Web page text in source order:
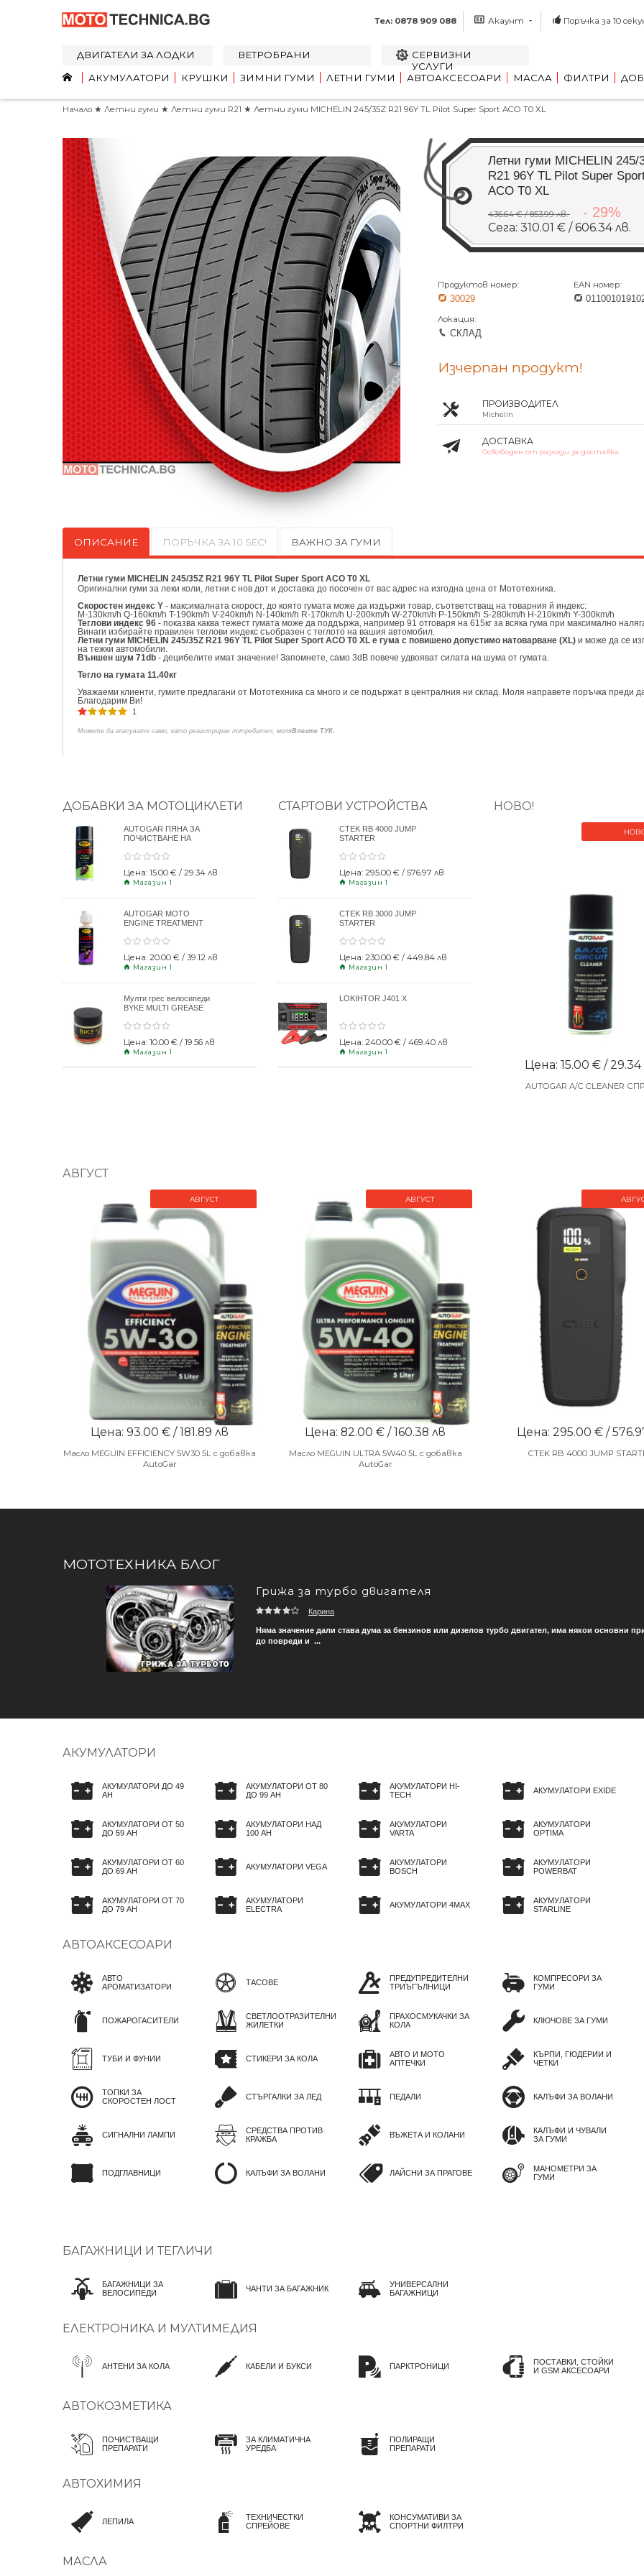
Тел: 0878 909 088 Акаунт Поръчка за 10
ДВИГАТЕЛИ ЗА ЛОДКИ ВЕТРОБРАНИ
СЕРВИЗНИ
УСЛУГИ
АКУМУЛАТОРИ
КРУШКИ ЗИМНИ ГУМИ ЛЕТНИ ГУМИ АВТОАКСЕСОАРИ МАСЛА ФИЛТРИ
Начало ★ Летни гуми ★ Летни гуми R21 ★ Летни гуми MICHELIN 245/35Z R21 96Y TL Pilot Super Sport ACO T0 XL
Летни гуми MICHELIN 245/
R21 96Y TL Pilot Super
ACO T0 XL
436.64 € / 853.99 лв. - 29%
Сега: 310.01 € / 606.34 лв.
Продуктов номер:
30029
EAN номер:
Локация:
СКЛАД
Изчерпан продукт!
ПРОИЗВОДИТЕЛ
Michelin
ДОСТАВКА
Освободен от разходи за доставка
ОПИСАНИЕ ПОРЪЧКА ЗА 10 SEC! ВАЖНО ЗА ГУМИ
Летни гуми MICHELIN 245/35Z R21 96Y TL Pilot Super Sport ACO T0 XL
Оригинални гуми за леки коли, летни с нов дот и доставка до посочен от вас адрес на изгодна цена от Мототехника.
Скоростен индекс Y - максималната скорост, до която гумата може да издържи товар, съответстващ на товарния й индекс:
M-130km/h Q-160km/h T-190km/h V-240km/h N-140km/h R-170km/h U-200km/h W-270km/h P-150km/h S-280km/h H-210km/h Y-300km/h
Теглови индекс 96 - показва каква тежест гумата може да поддържа, например 91 отговаря на 615кг за всяка гума при максимално
Винаги избирайте правилен теглови индекс съобразен с теглото на вашия автомобил.
Летни гуми MICHELIN 245/35Z R21 96Y TL Pilot Super Sport ACO T0 XL е гума с повишено допустимо натоварване (XL) и може да се
на тежки автомобили.
Външен шум 71db - децибелите имат значение! Запомнете, само 3dB повече удвояват силата на шума от гумата.
Тегло на гумата 11.40кг
Уважаеми клиенти, гумите предлагани от Мототехника са много и се подържат в централния ни склад. Моля направете поръчка преди
Благодарим Ви!
1
Можете да гласувате само, като регистриран потребител, моляВлезте ТУК
ДОБАВКИ ЗА МОТОЦИКЛЕТИ
AUTOGAR ПЯНА ЗА
ПОЧИСТВАНЕ НА
Цена: 15.00 € / 29.34 лв
Магазин 1
AUTOGAR MOTO
ENGINE TREATMENT
Цена: 20.00 € / 39.12 лв
Магазин 1
Мулти грес велосипеди
BYKE MULTI GREASE
Цена: 10.00 € / 19.56 лв
Магазин 1
СТАРТОВИ УСТРОЙСТВА
CTEK RB 4000 JUMP
STARTER
Цена: 295.00 € / 576.97 лв
Магазин 1
CTEK RB 3000 JUMP
STARTER
Цена: 230.00 € / 449.84 лв
Магазин 1
LOKIHTOR J401 X
Цена: 240.00 € / 469.40 лв
Магазин 1
НОВО!
Цена: 15.00 € / 29.34
AUTOGAR A/C CLEANER
АВГУСТ
АВГУСТ
Цена: 93.00 € / 181.89 лв
Масло MEGUIN EFFICIENCY 5W30 5L с добавка
AutoGar
АВГУСТ
Цена: 82.00 € / 160.38 лв
Масло MEGUIN ULTRA 5W40 5L с добавка
AutoGar
Цена: 295.00 € /
CTEK RB 4000 JUMP
МОТОТЕХНИКА БЛОГ
Грижа за турбо двигателя
Карина
Няма значение дали става дума за бензинов или дизелов турбо двигател, има някои основни
до повреди и ...
АКУМУЛАТОРИ
АКУМУЛАТОРИ ДО 49
AH
АКУМУЛАТОРИ ОТ 50
ДО 59 AH
АКУМУЛАТОРИ ОТ 60
ДО 69 AH
АКУМУЛАТОРИ ОТ 70
ДО 79 AH
АКУМУЛАТОРИ ОТ 80
ДО 99 AH
АКУМУЛАТОРИ НАД
100 AH
АКУМУЛАТОРИ VEGA
АКУМУЛАТОРИ
ELECTRA
АКУМУЛАТОРИ HI-
TECH
АКУМУЛАТОРИ
VARTA
АКУМУЛАТОРИ
BOSCH
АКУМУЛАТОРИ 4MAX
АКУМУЛАТОРИ EXIDE
АКУМУЛАТОРИ
OPTIMA
АКУМУЛАТОРИ
POWERBAT
АКУМУЛАТОРИ
STARLINE
АВТОАКСЕСОАРИ
АВТО
АРОМАТИЗАТОРИ
ПОЖАРОГАСИТЕЛИ
ТУБИ И ФУНИИ
ТОПКИ ЗА
СКОРОСТЕН ЛОСТ
СИГНАЛНИ ЛАМПИ
ПОДГЛАВНИЦИ
ТАСОВЕ
СВЕТЛООТРАЗИТЕЛНИ
ЖИЛЕТКИ
СТИКЕРИ ЗА КОЛА
СТЪРГАЛКИ ЗА ЛЕД
СРЕДСТВА ПРОТИВ
КРАЖБА
КАЛЪФИ ЗА ВОЛАНИ
ПРЕДУПРЕДИТЕЛНИ
ТРИЪГЪЛНИЦИ
ПРАХОСМУКАЧКИ ЗА
КОЛА
АВТО И МОТО
АПТЕЧКИ
ПЕДАЛИ
ВЪЖЕТА И КОЛАНИ
ЛАЙСНИ ЗА ПРАГОВЕ
КОМПРЕСОРИ ЗА
ГУМИ
КЛЮЧОВЕ ЗА ГУМИ
КЪРПИ, ГЮДЕРИИ И
ЧЕТКИ
КАЛЪФИ ЗА ВОЛАНИ
КАЛЪФИ И ЧУВАЛИ
ЗА ГУМИ
МАНОМЕТРИ ЗА
ГУМИ
БАГАЖНИЦИ И ТЕГЛИЧИ
БАГАЖНИЦИ ЗА
ВЕЛОСИПЕДИ
ЧАНТИ ЗА БАГАЖНИК
УНИВЕРСАЛНИ
БАГАЖНИЦИ
ЕЛЕКТРОНИКА И МУЛТИМЕДИЯ
АНТЕНИ ЗА КОЛА КАБЕЛИ И БУКСИ ПАРКТРОНИЦИ
ПОСТАВКИ, СТОЙКИ
И GSM АКСЕСОАРИ
АВТОКОЗМЕТИКА
ПОЧИСТВАЩИ
ПРЕПАРАТИ
ЗА КЛИМАТИЧНА
УРЕДБА
ПОЛИРАЩИ
ПРЕПАРАТИ
АВТОХИМИЯ
ЛЕПИЛА
ТЕХНИЧЕСТКИ
СПРЕЙОВЕ
КОНСУМАТИВИ ЗА
СПОРТНИ ФИЛТРИ
МАСЛА